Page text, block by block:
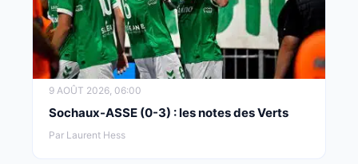
9 AOÛT 2026, 06:00
Sochaux-ASSE (0-3) : les notes des Verts
Par Laurent Hess